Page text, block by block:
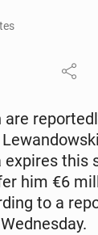
are
this
him €6
to a